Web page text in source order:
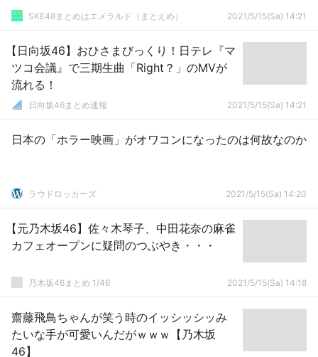
SKE48まとめはエメラルド（まとえめ） 2021/5/15(Sa) 14:21
【日向坂46】おひさまびっくり！日テレ『マ
ツコ会議』で三期生曲「Right？」のMVが
流れる！
日向坂46まとめ速報 2021/5/15(Sa) 14:21
日本の「ホラー映画」がオワコンになったのは何故なのか
ラウドロッカーズ 2021/5/15(Sa) 14:20
【元乃木坂46】佐々木琴子、中田花奈の麻雀
カフェオープンに疑問のつぶやき・・・
乃木坂46まとめ 1/46 2021/5/15(Sa) 14:18
齋藤飛鳥ちゃんが笑う時のイッシッシッみ
たいな手が可愛いんだがｗｗｗ【乃木坂
46】